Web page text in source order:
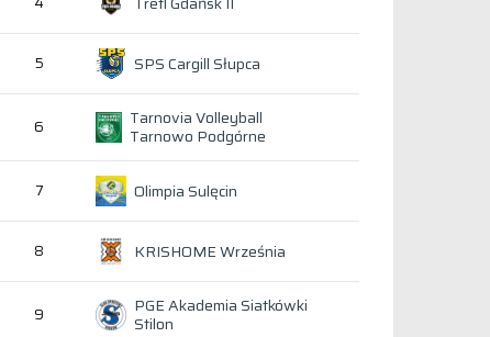
5 SPS Cargill Słupca
6 Tarnovia Volleyball
Tarnowo Podgórne
7 Olimpia Sulęcin
8 KRISHOME Września
9 PGE Akademia Siatkówki
Stilon